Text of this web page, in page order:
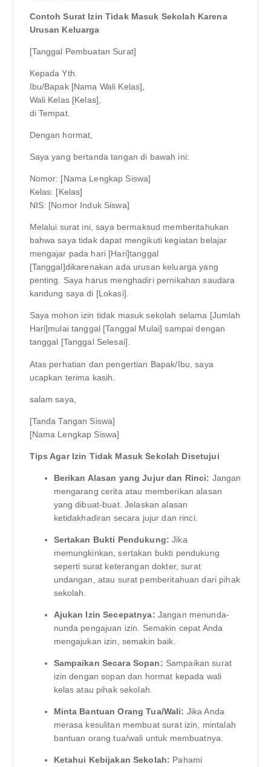
Contoh Surat Izin Tidak Masuk Sekolah Karena
Urusan Keluarga
[Tanggal Pembuatan Surat]
Kepada Yth.
Ibu/Bapak [Nama Wali Kelas],
Wali Kelas [Kelas],
di Tempat.
Dengan hormat,
Saya yang bertanda tangan di bawah ini:
Nomor: [Nama Lengkap Siswa]
Kelas: [Kelas]
NIS: [Nomor Induk Siswa]
Melalui surat ini, saya bermaksud memberitahukan
bahwa saya tidak dapat mengikuti kegiatan belajar
mengajar pada hari [Hari]tanggal
[Tanggal]dikarenakan ada urusan keluarga yang
penting. Saya harus menghadiri pernikahan saudara
kandung saya di [Lokasi].
Saya mohon izin tidak masuk sekolah selama [Jumlah
Hari]mulai tanggal [Tanggal Mulai] sampai dengan
tanggal [Tanggal Selesai].
Atas perhatian dan pengertian Bapak/Ibu, saya
ucapkan terima kasih.
salam saya,
[Tanda Tangan Siswa]
[Nama Lengkap Siswa]
Tips Agar Izin Tidak Masuk Sekolah Disetujui
Berikan Alasan yang Jujur dan Rinci: Jangan
mengarang cerita atau memberikan alasan
yang dibuat-buat. Jelaskan alasan
ketidakhadiran secara jujur dan rinci.
Sertakan Bukti Pendukung: Jika
memungkinkan, sertakan bukti pendukung
seperti surat keterangan dokter, surat
undangan, atau surat pemberitahuan dari pihak
sekolah.
Ajukan Izin Secepatnya: Jangan menunda-
nunda pengajuan izin. Semakin cepat Anda
mengajukan izin, semakin baik.
Sampaikan Secara Sopan: Sampaikan surat
izin dengan sopan dan hormat kepada wali
kelas atau pihak sekolah.
Minta Bantuan Orang Tua/Wali: Jika Anda
merasa kesulitan membuat surat izin, mintalah
bantuan orang tua/wali untuk membuatnya.
Ketahui Kebijakan Sekolah: Pahami